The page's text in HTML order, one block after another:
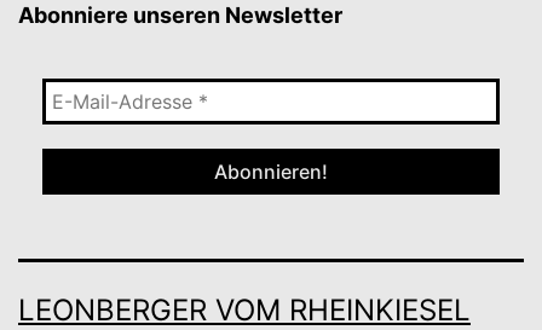
Abonniere unseren Newsletter
E-
Mail-
Adresse
LEONBERGER VOM RHEINKIESEL